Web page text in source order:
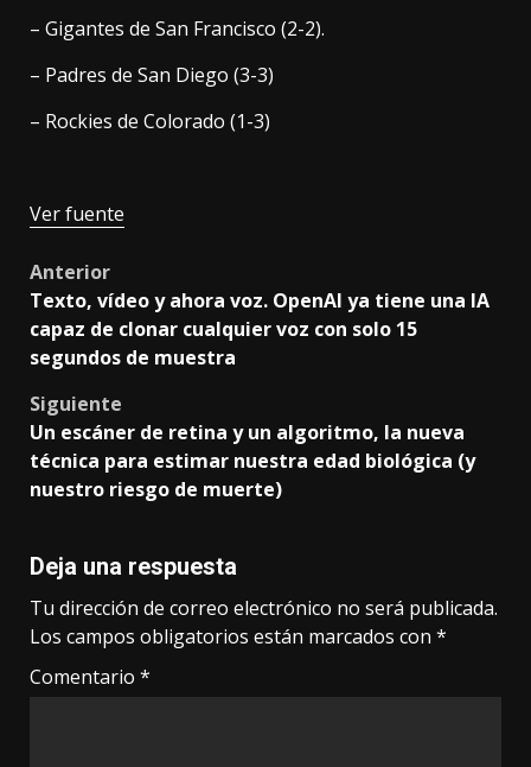
– Gigantes de San Francisco (2-2).
– Padres de San Diego (3-3)
– Rockies de Colorado (1-3)
Ver fuente
Post
navigation
Anterior
Texto, vídeo y ahora voz. OpenAI ya tiene una IA
capaz de clonar cualquier voz con solo 15
segundos de muestra
Siguiente
Un escáner de retina y un algoritmo, la nueva
técnica para estimar nuestra edad biológica (y
nuestro riesgo de muerte)
Deja una respuesta
Tu dirección de correo electrónico no será publicada.
Los campos obligatorios están marcados con *
Comentario *